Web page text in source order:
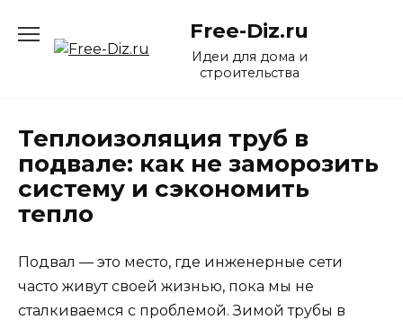
содержанию
Free-Diz.ru
Идеи для дома и
строительства
Теплоизоляция труб в
подвале: как не заморозить
систему и сэкономить
тепло
Подвал — это место, где инженерные сети
часто живут своей жизнью, пока мы не
сталкиваемся с проблемой. Зимой трубы в